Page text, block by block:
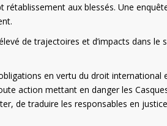
aux blessés. Une
de trajectoires et d’impacts dans le
en vertu du droit international
action mettant en danger les
de traduire les responsables en